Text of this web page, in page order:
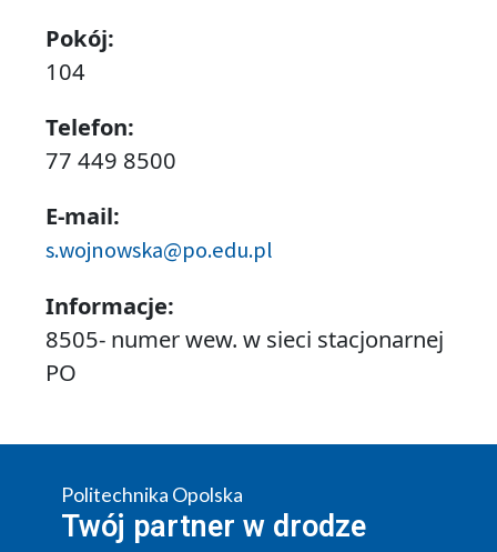
Pokój:
104
Telefon:
77 449 8500
E-mail:
s.wojnowska@po.edu.pl
Informacje:
8505- numer wew. w sieci stacjonarnej
PO
Politechnika Opolska
Twój partner w drodze